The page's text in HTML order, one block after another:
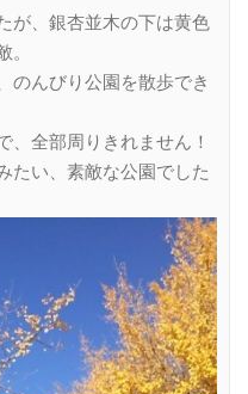
が、銀杏並木の下は黄色
のんびり公園を散歩でき
、全部周りきれません！
たい、素敵な公園でした